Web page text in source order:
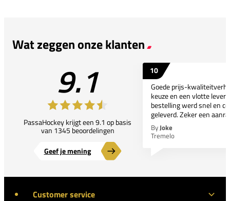
Wat zeggen onze klanten
9.1
PassaHockey krijgt een 9.1 op basis
van 1345 beoordelingen
Geef je mening
10
Goede prijs-
keuze en een vlotte
bestelling werd snel en
geleverd. Zeker een
ByJoke
Tremelo
Customer service